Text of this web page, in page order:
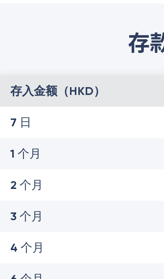
存
存入金额（HKD）
7 日
1 个月
2 个月
3 个月
4 个月